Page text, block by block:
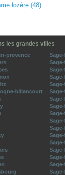
lozère (48)
les grandes villes
provence
billancourt